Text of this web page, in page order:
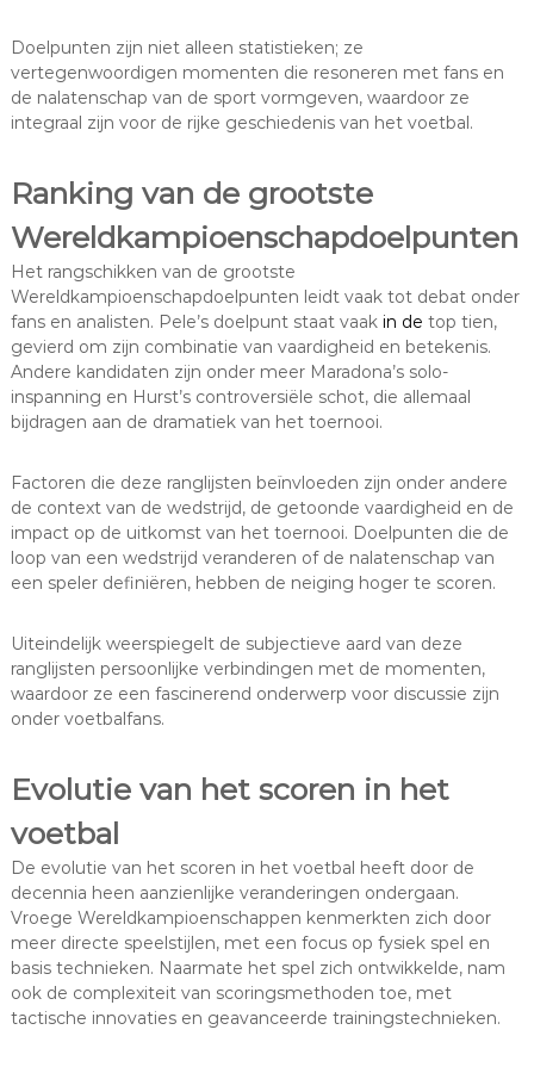
Doelpunten zijn niet alleen statistieken; ze
vertegenwoordigen momenten die resoneren met fans en
de nalatenschap van de sport vormgeven, waardoor ze
integraal zijn voor de rijke geschiedenis van het voetbal.
Ranking van de grootste
Wereldkampioenschapdoelpunten
Het rangschikken van de grootste
Wereldkampioenschapdoelpunten leidt vaak tot debat onder
fans en analisten. Pele’s doelpunt staat vaak in de top tien,
gevierd om zijn combinatie van vaardigheid en betekenis.
Andere kandidaten zijn onder meer Maradona’s solo-
inspanning en Hurst’s controversiële schot, die allemaal
bijdragen aan de dramatiek van het toernooi.
Factoren die deze ranglijsten beïnvloeden zijn onder andere
de context van de wedstrijd, de getoonde vaardigheid en de
impact op de uitkomst van het toernooi. Doelpunten die de
loop van een wedstrijd veranderen of de nalatenschap van
een speler definiëren, hebben de neiging hoger te scoren.
Uiteindelijk weerspiegelt de subjectieve aard van deze
ranglijsten persoonlijke verbindingen met de momenten,
waardoor ze een fascinerend onderwerp voor discussie zijn
onder voetbalfans.
Evolutie van het scoren in het
voetbal
De evolutie van het scoren in het voetbal heeft door de
decennia heen aanzienlijke veranderingen ondergaan.
Vroege Wereldkampioenschappen kenmerkten zich door
meer directe speelstijlen, met een focus op fysiek spel en
basis technieken. Naarmate het spel zich ontwikkelde, nam
ook de complexiteit van scoringsmethoden toe, met
tactische innovaties en geavanceerde trainingstechnieken.